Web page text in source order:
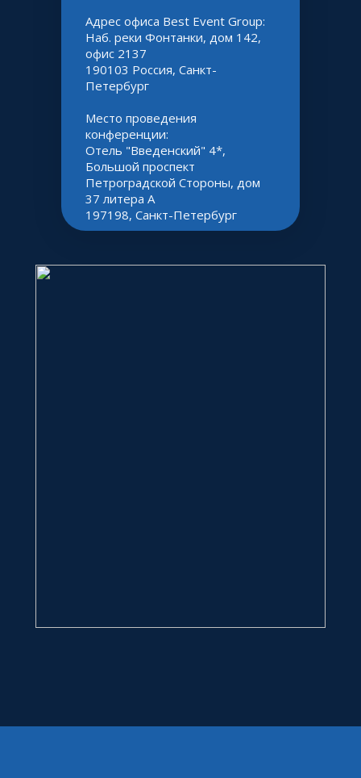
Адрес офиса Best Event Group:
Наб. реки Фонтанки, дом 142,
офис 2137
190103 Россия, Санкт-
Петербург
Место проведения
конференции:
Отель "Введенский" 4*,
Большой проспект
Петроградской Стороны, дом
37 литера А
197198, Санкт-Петербург